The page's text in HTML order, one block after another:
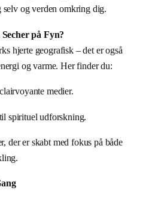
og verden omkring dig.
på Fyn?
hjerte geografisk – det er også
og varme. Her finder du:
medier.
spirituel udforskning.
der er skabt med fokus på både